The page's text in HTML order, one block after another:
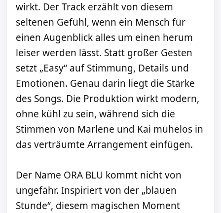
wirkt. Der Track erzählt von diesem
seltenen Gefühl, wenn ein Mensch für
einen Augenblick alles um einen herum
leiser werden lässt. Statt großer Gesten
setzt „Easy“ auf Stimmung, Details und
Emotionen. Genau darin liegt die Stärke
des Songs. Die Produktion wirkt modern,
ohne kühl zu sein, während sich die
Stimmen von Marlene und Kai mühelos in
das verträumte Arrangement einfügen.
Der Name ORA BLU kommt nicht von
ungefähr. Inspiriert von der „blauen
Stunde“, diesem magischen Moment